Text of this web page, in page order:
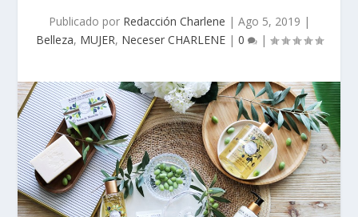
Publicado por Redacción Charlene | Ago 5, 2019 |
Belleza, MUJER, Neceser CHARLENE| 0 |